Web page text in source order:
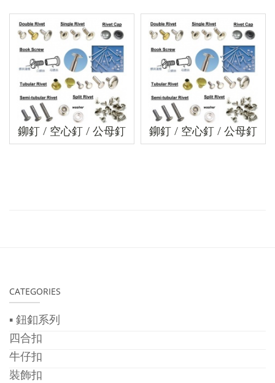
鉚釘 / 空心釘 / 公母釘 鉚釘 / 空心釘 / 公母釘
CATEGORIES
▪ 鈕釦系列
四合扣
牛仔扣
裝飾扣